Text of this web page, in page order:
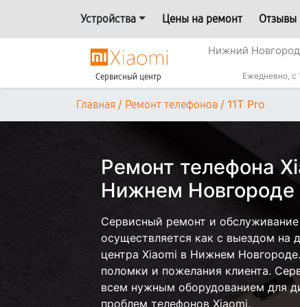
Устройства Цены на ремонт Отзывы
Сервисный центр
Нижний
Ежедневно, с
Главная / Ремонт телефонов / 11T Pro
Ремонт телефона
Нижнем Новгороде
Сервисный ремонт и обслуживание
осуществляется как с выездом на
центра Xiaomi в Нижнем
поломки и пожелания клиента.
всем нужным оборудованием для
проблем телефонов Xiaomi.